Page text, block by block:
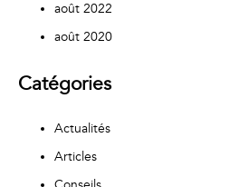
août 2022
août 2020
Catégories
Actualités
Articles